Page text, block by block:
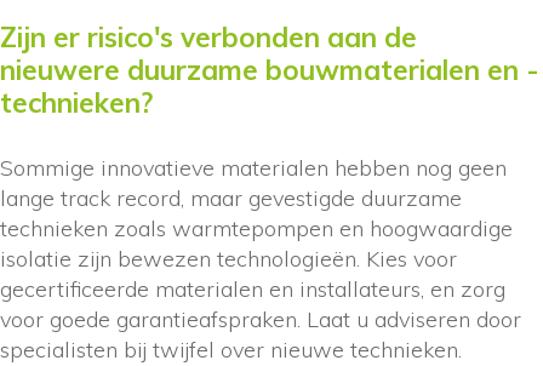
Zijn er risico's verbonden aan de
nieuwere duurzame bouwmaterialen en -
technieken?
Sommige innovatieve materialen hebben nog geen
lange track record, maar gevestigde duurzame
technieken zoals warmtepompen en hoogwaardige
isolatie zijn bewezen technologieën. Kies voor
gecertificeerde materialen en installateurs, en zorg
voor goede garantieafspraken. Laat u adviseren door
specialisten bij twijfel over nieuwe technieken.